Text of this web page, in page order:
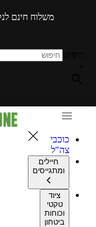
משלוח חינם
כוכבי
צה"ל
חיילים
ומתגייסים
ציוד
טקטי
וכוחות
ביטחון